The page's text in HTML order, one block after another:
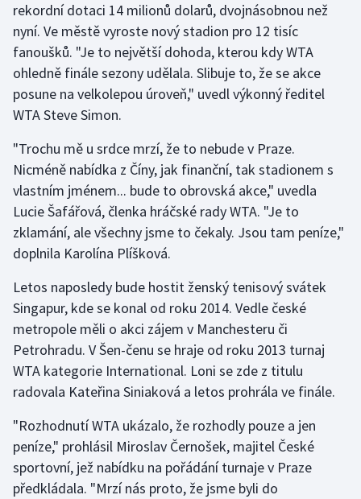
Futsal
Golf
Gymnastika
Jezdectví
Judo
Krasobruslení
Lezení
Lyže a snowboard
Moderní pětiboj
Olympijské hry
Parasport
rekordní dotaci 14 milionů dolarů, dvojnásobnou než
nyní. Ve městě vyroste nový stadion pro 12 tisíc
fanoušků. "Je to největší dohoda, kterou kdy WTA
ohledně finále sezony udělala. Slibuje to, že se akce
posune na velkolepou úroveň," uvedl výkonný ředitel
WTA Steve Simon.
"Trochu mě u srdce mrzí, že to nebude v Praze.
Nicméně nabídka z Číny, jak finanční, tak stadionem s
vlastním jménem... bude to obrovská akce," uvedla
Lucie Šafářová, členka hráčské rady WTA. "Je to
zklamání, ale všechny jsme to čekaly. Jsou tam peníze,"
doplnila Karolína Plíšková.
Letos naposledy bude hostit ženský tenisový svátek
Singapur, kde se konal od roku 2014. Vedle české
metropole měli o akci zájem v Manchesteru či
Petrohradu. V Šen-čenu se hraje od roku 2013 turnaj
WTA kategorie International. Loni se zde z titulu
radovala Kateřina Siniaková a letos prohrála ve finále.
"Rozhodnutí WTA ukázalo, že rozhodly pouze a jen
peníze," prohlásil Miroslav Černošek, majitel České
sportovní, jež nabídku na pořádání turnaje v Praze
předkládala. "Mrzí nás proto, že jsme byli do